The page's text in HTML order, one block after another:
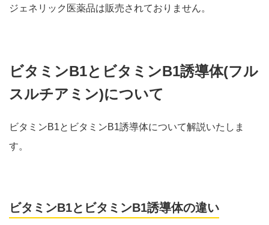
ジェネリック医薬品は販売されておりません。
ビタミンB1とビタミンB1誘導体(フル
スルチアミン)について
ビタミンB1とビタミンB1誘導体について解説いたしま
す。
ビタミンB1とビタミンB1誘導体の違い